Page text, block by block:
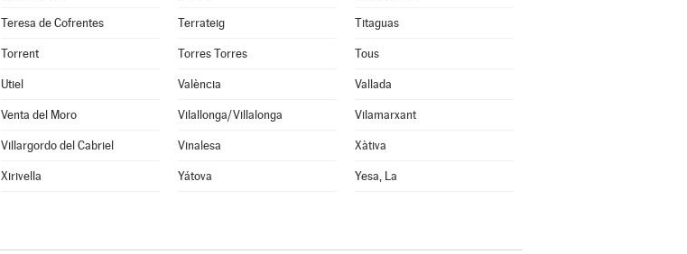
Teresa de Cofrentes Terrateig Titaguas
Torrent Torres Torres Tous
Utiel València Vallada
Venta del Moro Vilallonga/Villalonga Vilamarxant
Villargordo del Cabriel Vinalesa Xàtiva
Xirivella Yátova Yesa, La